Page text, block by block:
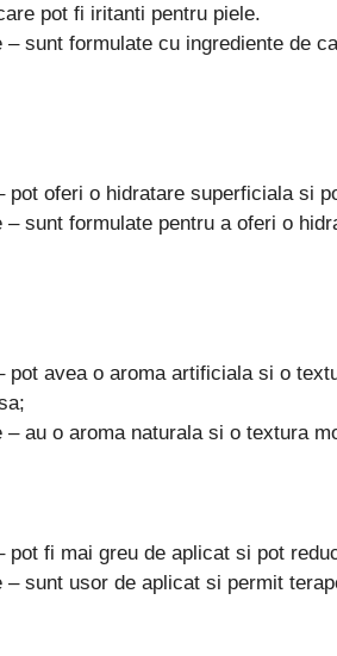
pot fi iritanti pentru piele.
– sunt formulate cu ingrediente de
pot oferi o hidratare superficiala si
– sunt formulate pentru a oferi o
pot avea o aroma artificiala si o
– au o aroma naturala si o textura
pot fi mai greu de aplicat si pot
– sunt usor de aplicat si permit